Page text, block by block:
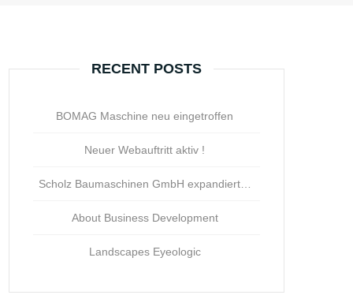
RECENT POSTS
BOMAG Maschine neu eingetroffen
Neuer Webauftritt aktiv !
Scholz Baumaschinen GmbH expandiert…
About Business Development
Landscapes Eyeologic